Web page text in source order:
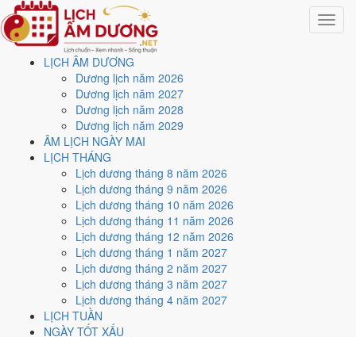
Toggle
LỊCH ÂM DƯƠNG
Dương lịch năm 2026
Dương lịch năm 2027
Dương lịch năm 2028
Dương lịch năm 2029
ÂM LỊCH NGÀY MAI
LỊCH THÁNG
Lịch dương tháng 8 năm 2026
Lịch dương tháng 9 năm 2026
Lịch dương tháng 10 năm 2026
Lịch dương tháng 11 năm 2026
Lịch dương tháng 12 năm 2026
Lịch dương tháng 1 năm 2027
Lịch dương tháng 2 năm 2027
Lịch dương tháng 3 năm 2027
Lịch dương tháng 4 năm 2027
LỊCH TUẦN
NGÀY TỐT XẤU
Trang chủ
Lịch năm 2026
Tháng 6/2026
Lịch âm dương tháng 6
năm 2026 - Tháng Quý Tỵ
Tháng 6/2026 ứng với tháng 4 và 5 âm lịch năm Bính Ngọ. Tháng này
9 ngày từ mức Tốt trở lênvà 12 ngày nên tránh
. Rằm rơi vào29/6
Tháng 6/2026 có30 ngày , gồm 14 ngày thuộc tháng 4 âm và 16 ngày
thuộc tháng 5 âm. Tháng âm đầu tiên làQuý Tỵ
Thang 5 bậc dùng chung với trang chi tiết từng ngày cho ra
Rất tốt
và6 ngày Tốt . Đối lại là